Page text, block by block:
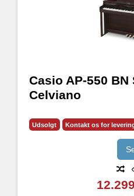
Casio AP-550
Celviano
Udsolgt Kontakt os for